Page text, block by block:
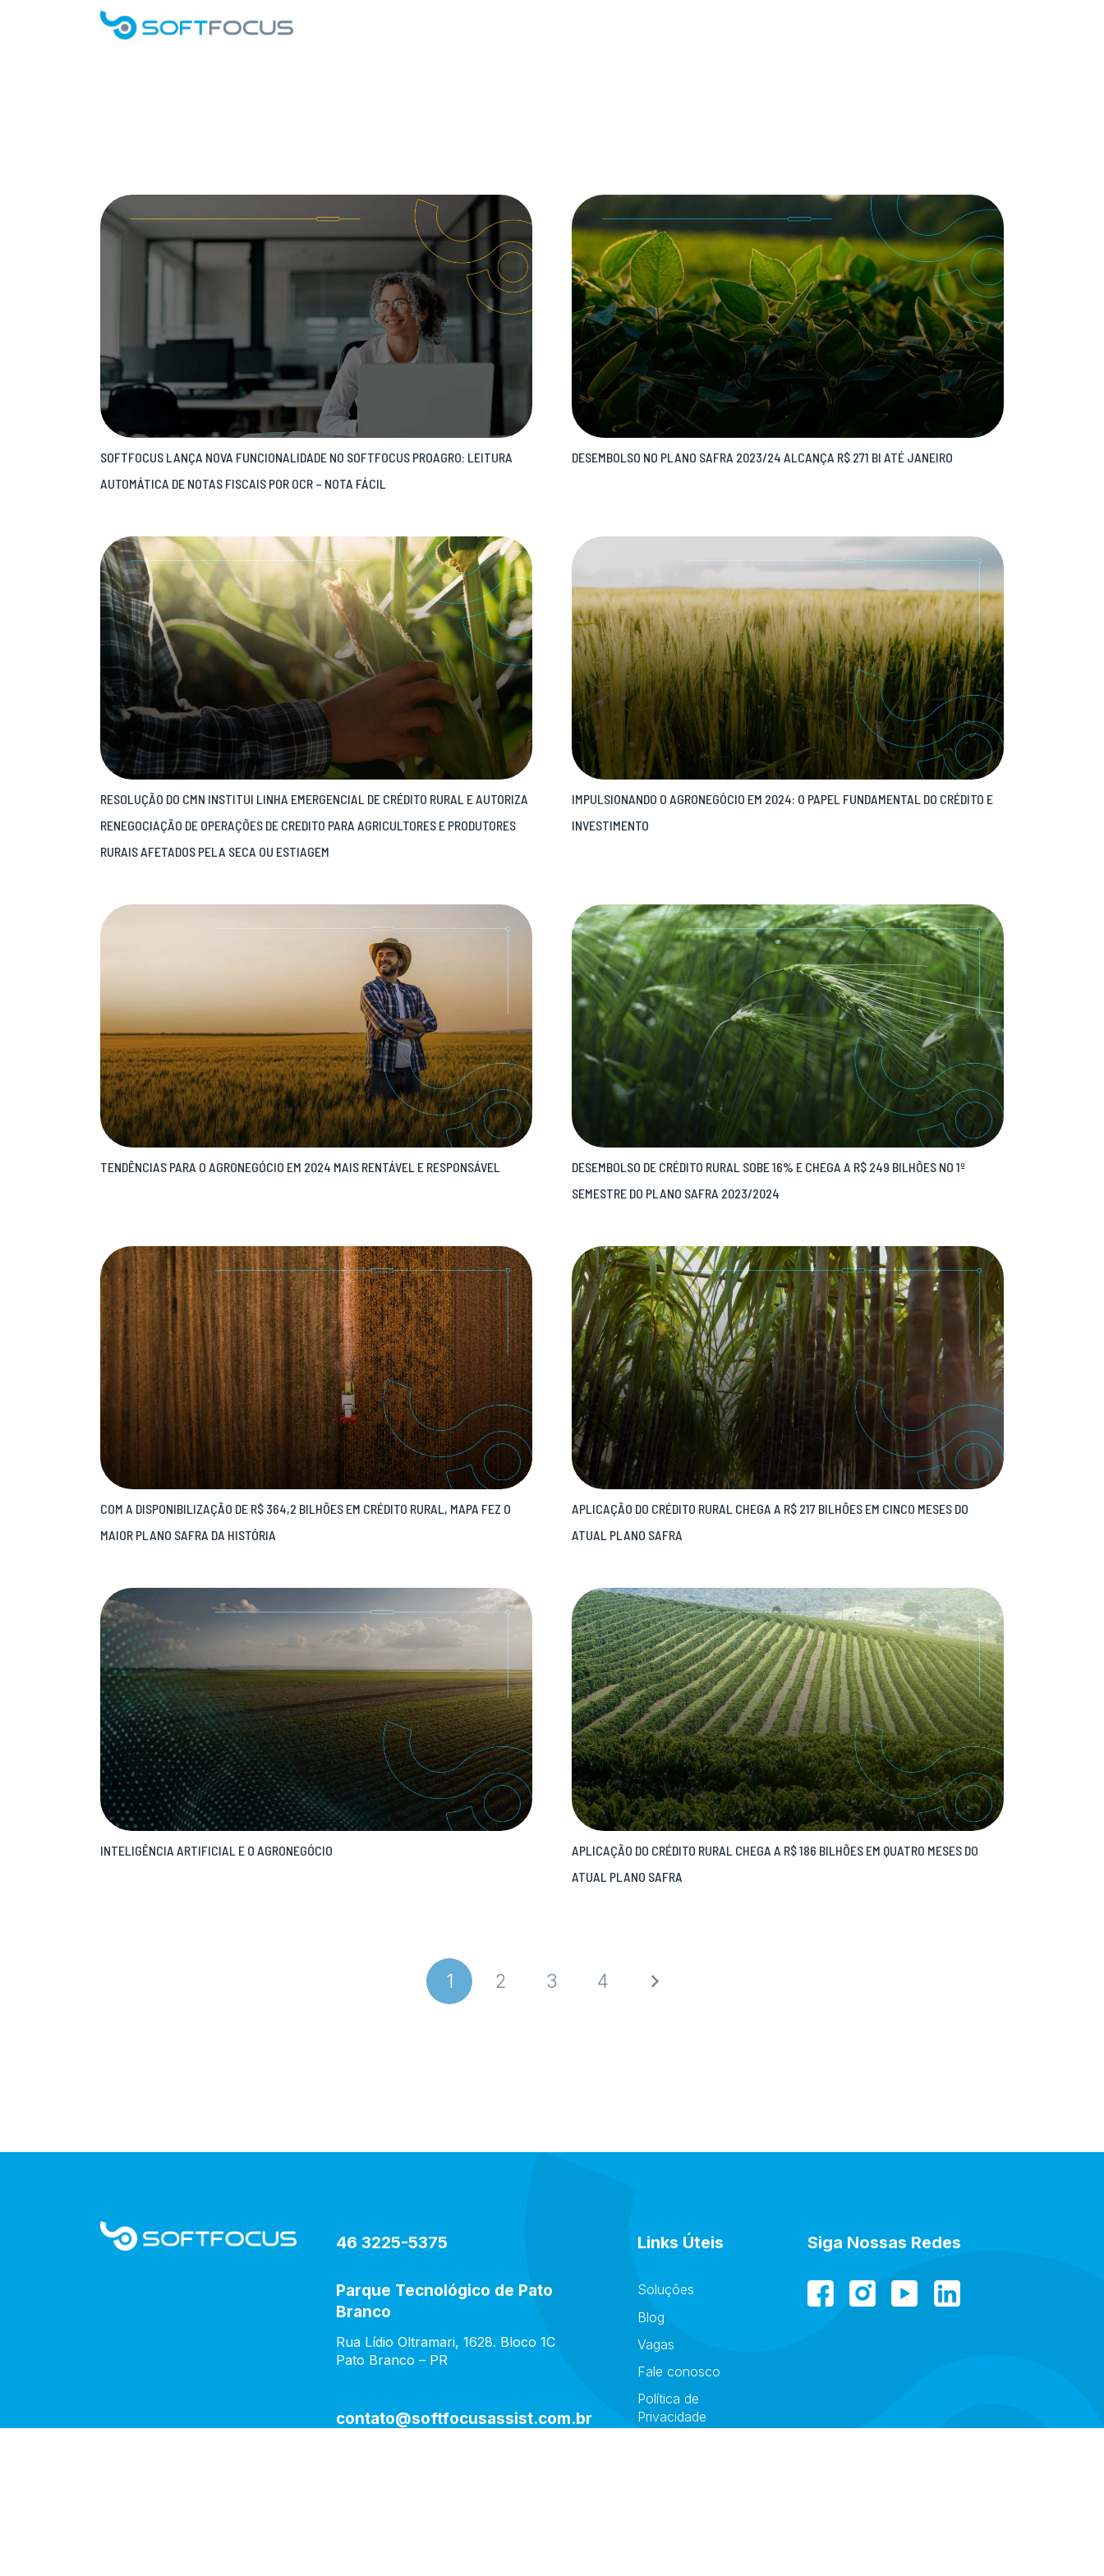
SOFTFOCUS LANÇA NOVA FUNCIONALIDADE NO SOFTFOCUS PROAGRO: LEITURA
AUTOMÁTICA DE NOTAS FISCAIS POR OCR – NOTA FÁCIL
DESEMBOLSO NO PLANO SAFRA 2023/24 ALCANÇA R$ 271 BI ATÉ JANEIRO
RESOLUÇÃO DO CMN INSTITUI LINHA EMERGENCIAL DE CRÉDITO RURAL E AUTORIZA
RENEGOCIAÇÃO DE OPERAÇÕES DE CREDITO PARA AGRICULTORES E PRODUTORES
RURAIS AFETADOS PELA SECA OU ESTIAGEM
IMPULSIONANDO O AGRONEGÓCIO EM 2024: O PAPEL FUNDAMENTAL DO CRÉDITO E
INVESTIMENTO
TENDÊNCIAS PARA O AGRONEGÓCIO EM 2024 MAIS RENTÁVEL E RESPONSÁVEL
DESEMBOLSO DE CRÉDITO RURAL SOBE 16% E CHEGA A R$ 249 BILHÕES NO 1º
SEMESTRE DO PLANO SAFRA 2023/2024
COM A DISPONIBILIZAÇÃO DE R$ 364,2 BILHÕES EM CRÉDITO RURAL, MAPA FEZ O
MAIOR PLANO SAFRA DA HISTÓRIA
APLICAÇÃO DO CRÉDITO RURAL CHEGA A R$ 217 BILHÕES EM CINCO MESES DO
ATUAL PLANO SAFRA
INTELIGÊNCIA ARTIFICIAL E O AGRONEGÓCIO
APLICAÇÃO DO CRÉDITO RURAL CHEGA A R$ 186 BILHÕES EM QUATRO MESES DO
ATUAL PLANO SAFRA
1 2 3 4
46 3225-5375
Parque Tecnológico de Pato
Branco
Rua Lídio Oltramari, 1628. Bloco 1C
Pato Branco – PR
contato@softfocusassist.com.br
Links Úteis
Soluções
Blog
Vagas
Fale conosco
Política de
Privacidade
Siga Nossas Redes